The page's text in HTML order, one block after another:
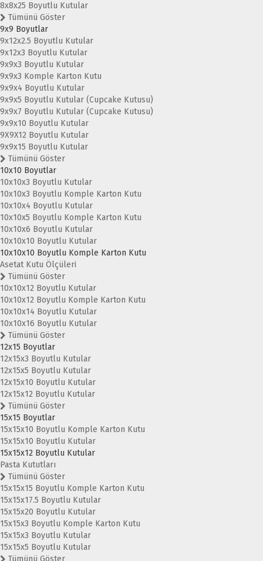
8x8x25 Boyutlu Kutular
Tümünü Göster
9x9 Boyutlar
9x12x2.5 Boyutlu Kutular
9x12x3 Boyutlu Kutular
9x9x3 Boyutlu Kutular
9x9x3 Komple Karton Kutu
9x9x4 Boyutlu Kutular
9x9x5 Boyutlu Kutular (Cupcake Kutusu)
9x9x7 Boyutlu Kutular (Cupcake Kutusu)
9x9x10 Boyutlu Kutular
9X9X12 Boyutlu Kutular
9x9x15 Boyutlu Kutular
Tümünü Göster
10x10 Boyutlar
10x10x3 Boyutlu Kutular
10x10x3 Boyutlu Komple Karton Kutu
10x10x4 Boyutlu Kutular
10x10x5 Boyutlu Komple Karton Kutu
10x10x6 Boyutlu Kutular
10x10x10 Boyutlu Kutular
10x10x10 Boyutlu Komple Karton Kutu
Asetat Kutu Ölçüleri
Tümünü Göster
10x10x12 Boyutlu Kutular
10x10x12 Boyutlu Komple Karton Kutu
10x10x14 Boyutlu Kutular
10x10x16 Boyutlu Kutular
Tümünü Göster
12x15 Boyutlar
12x15x3 Boyutlu Kutular
12x15x5 Boyutlu Kutular
12x15x10 Boyutlu Kutular
12x15x12 Boyutlu Kutular
Tümünü Göster
15x15 Boyutlar
15x15x10 Boyutlu Komple Karton Kutu
15x15x10 Boyutlu Kutular
15x15x12 Boyutlu Kutular
Pasta Kututları
Tümünü Göster
15x15x15 Boyutlu Komple Karton Kutu
15x15x17.5 Boyutlu Kutular
15x15x20 Boyutlu Kutular
15x15x3 Boyutlu Komple Karton Kutu
15x15x3 Boyutlu Kutular
15x15x5 Boyutlu Kutular
Tümünü Göster